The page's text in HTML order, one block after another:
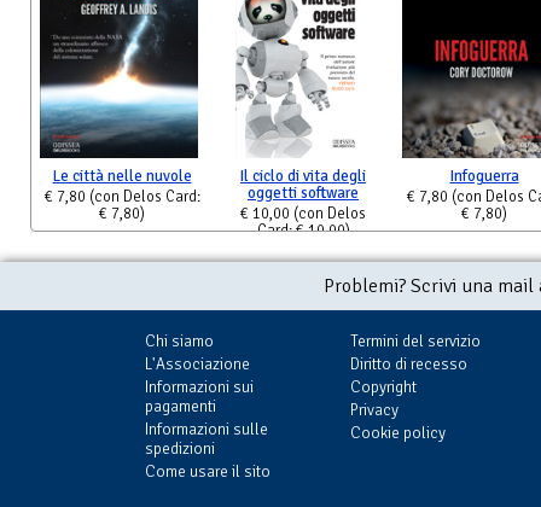
Le città nelle nuvole
€ 7,80 (con Delos Card:
€ 7,80)
Il ciclo di vita degli
oggetti software
€ 10,00 (con Delos
Card: € 10,00)
Infoguerra
€ 7,80 (con Delos
€ 7,80)
Problemi? Scrivi una
Chi siamo
L'Associazione
Informazioni sui
pagamenti
Informazioni sulle
spedizioni
Come usare il sito
Termini del servizio
Diritto di recesso
Copyright
Privacy
Cookie policy